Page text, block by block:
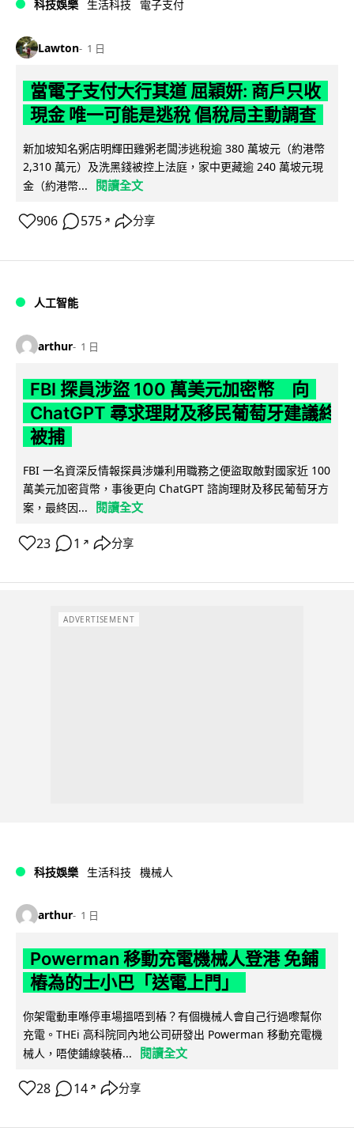
科技娛樂 生活科技 電子支付
Lawton 1 日
當電子支付大行其道 屈穎妍: 商戶只收
現金 唯一可能是逃稅 倡稅局主動調查
新加坡知名粥店明輝田雞粥老闆涉逃稅逾 380 萬坡元（約港幣
2,310 萬元）及洗黑錢被控上法庭，家中更藏逾 240 萬坡元現
金（約港幣...
閱讀全文
906 575 ↗ 分享
人工智能
arthur 1 日
FBI 探員涉盜 100 萬美元加密幣 向
ChatGPT 尋求理財及移民葡萄牙建議終
被捕
FBI 一名資深反情報探員涉嫌利用職務之便盜取敵對國家近 100
萬美元加密貨幣，事後更向 ChatGPT 諮詢理財及移民葡萄牙方
案，最終因...
閱讀全文
23 1 ↗ 分享
ADVERTISEMENT
科技娛樂 生活科技 機械人
arthur 1 日
Powerman 移動充電機械人登港 免鋪
樁為的士小巴「送電上門」
你架電動車喺停車場搵唔到樁？有個機械人會自己行過嚟幫你
充電。THEi 高科院同內地公司研發出 Powerman 移動充電機
械人，唔使鋪線裝樁...
閱讀全文
28 14 ↗ 分享